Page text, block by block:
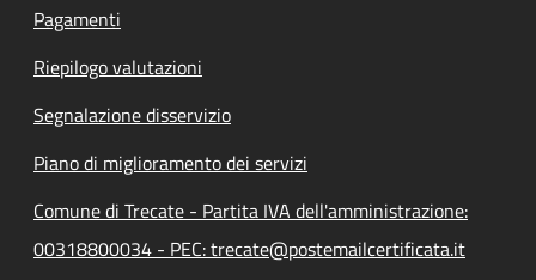
Pagamenti
Riepilogo valutazioni
Segnalazione disservizio
Piano di miglioramento dei servizi
Comune di Trecate - Partita IVA dell'amministrazione:
00318800034 - PEC: trecate@postemailcertificata.it